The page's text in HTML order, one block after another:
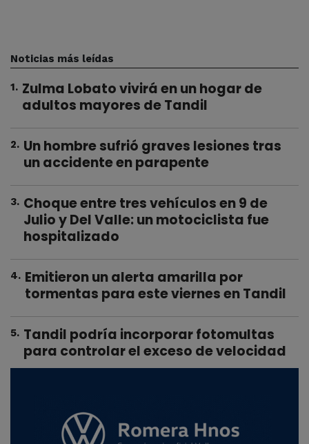
Noticias más leídas
1. Zulma Lobato vivirá en un hogar de
adultos mayores de Tandil
2. Un hombre sufrió graves lesiones tras
un accidente en parapente
3. Choque entre tres vehículos en 9 de
Julio y Del Valle: un motociclista fue
hospitalizado
4. Emitieron un alerta amarilla por
tormentas para este viernes en Tandil
5. Tandil podría incorporar fotomultas
para controlar el exceso de velocidad